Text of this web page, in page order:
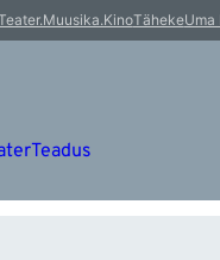
TähekeUma
Teadus